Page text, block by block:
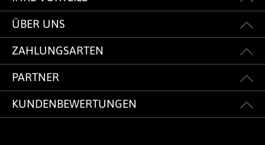
ÜBER UNS
ZAHLUNGSARTEN
PARTNER
KUNDENBEWERTUNGEN